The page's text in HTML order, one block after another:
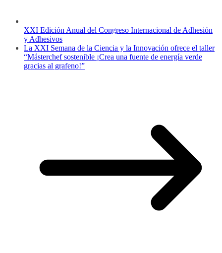
XXI Edición Anual del Congreso Internacional de Adhesión
y Adhesivos
La XXI Semana de la Ciencia y la Innovación ofrece el taller
“Másterchef sostenible ¡Crea una fuente de energía verde
gracias al grafeno!”